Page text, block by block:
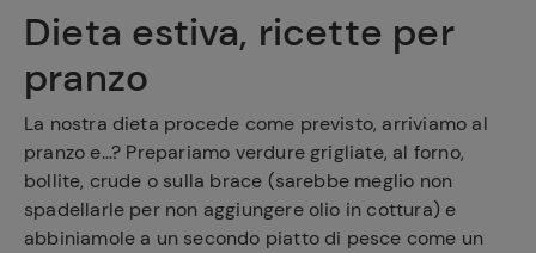
Dieta estiva, ricette per
pranzo
La nostra dieta procede come previsto, arriviamo al
pranzo e...? Prepariamo verdure grigliate, al forno,
bollite, crude o sulla brace (sarebbe meglio non
spadellarle per non aggiungere olio in cottura) e
abbiniamole a un secondo piatto di pesce come un